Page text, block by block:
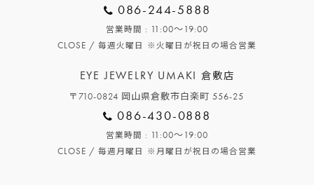
086-244-5888
営業時間 : 11:00～19:00
CLOSE /毎週火曜日 ※火曜日が祝日の場合営業
EYE JEWELRY UMAKI 倉敷店
〒710-0824 岡山県倉敷市白楽町 556-25
086-430-0888
営業時間 : 11:00～19:00
CLOSE /毎週月曜日 ※月曜日が祝日の場合営業